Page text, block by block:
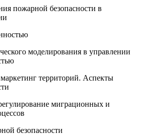
пожарной безопасности в
моделирования в управлении
территорий. Аспекты
миграционных и
безопасности